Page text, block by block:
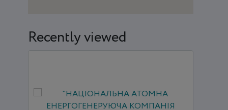
Recently viewed